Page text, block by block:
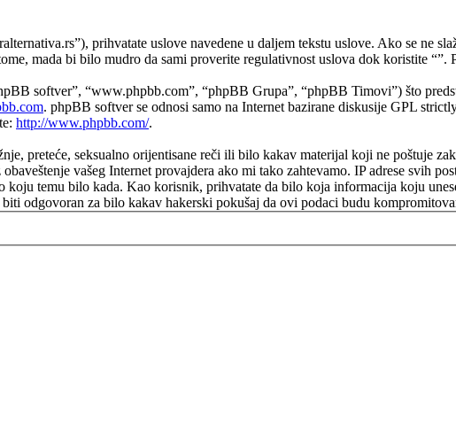
prihvatate uslove navedene u daljem tekstu uslove. Ako se ne
mada bi bilo mudro da sami proverite regulativnost uslova dok koristite “”.
softver”, “www.phpbb.com”, “phpBB Grupa”, “phpBB Timovi”) što
. phpBB softver se odnosi samo na Internet bazirane diskusije GPL
http://www.phpbb.com/.
preteće, seksualno orijentisane reči ili bilo kakav materijal koji ne poštuje
vašeg Internet provajdera ako mi tako zahtevamo. IP adrese svih
temu bilo kada. Kao korisnik, prihvatate da bilo koja informacija koju
odgovoran za bilo kakav hakerski pokušaj da ovi podaci budu